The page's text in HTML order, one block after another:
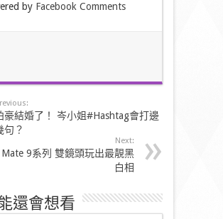
by Facebook Comments
豪結婚了！ 岑小姐#Hashtag會打邊
句？
Next:
Mate 9系列 雙鏡頭玩出最靚黑
白相
還會想看